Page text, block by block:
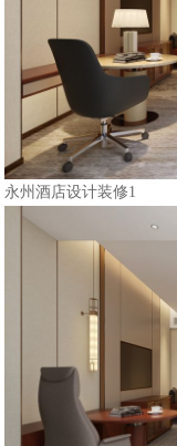
永州酒店设计装修1